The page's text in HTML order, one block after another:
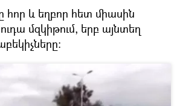
հոր և եղբոր հետ միասին
մզկիթում, երբ այնտեղ